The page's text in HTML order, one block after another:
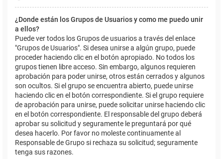
¿Donde están los Grupos de Usuarios y como me puedo unir
a ellos?
Puede ver todos los Grupos de usuarios a través del enlace
"Grupos de Usuarios". Si desea unirse a algún grupo, puede
proceder haciendo clic en el botón apropiado. No todos los
grupos tienen libre acceso. Sin embargo, algunos requieren
aprobación para poder unirse, otros están cerrados y algunos
son ocultos. Si el grupo se encuentra abierto, puede unirse
haciendo clic en el botón correspondiente. Si el grupo requiere
de aprobación para unirse, puede solicitar unirse haciendo clic
en el botón correspondiente. El responsable del grupo deberá
aprobar su solicitud y seguramente le preguntará por qué
desea hacerlo. Por favor no moleste continuamente al
Responsable de Grupo si rechaza su solicitud; seguramente
tenga sus razones.